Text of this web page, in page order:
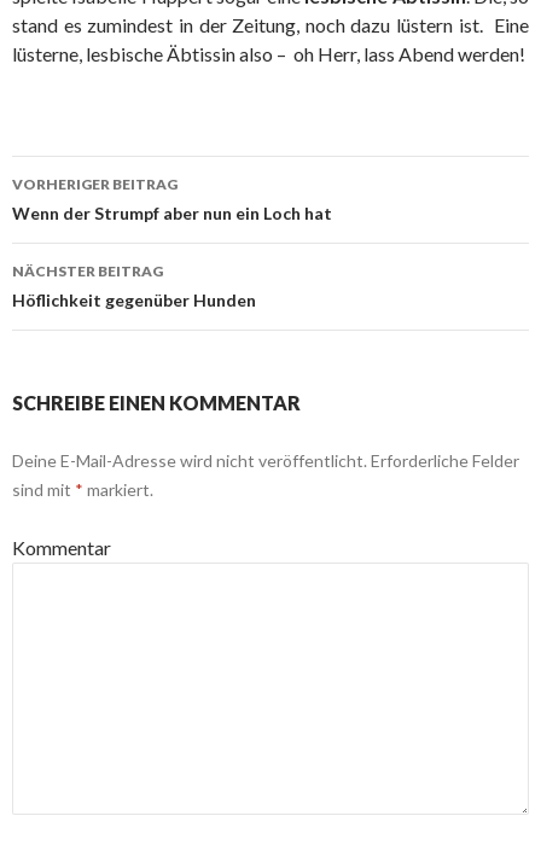
stand es zumindest in der Zeitung, noch dazu lüstern ist. Eine
lüsterne, lesbische Äbtissin also – oh Herr, lass Abend werden!
Beitragsnavigation
VORHERIGER BEITRAG
Wenn der Strumpf aber nun ein Loch hat
NÄCHSTER BEITRAG
Höflichkeit gegenüber Hunden
SCHREIBE EINEN KOMMENTAR
Deine E-Mail-Adresse wird nicht veröffentlicht. Erforderliche Felder
sind mit * markiert.
Kommentar